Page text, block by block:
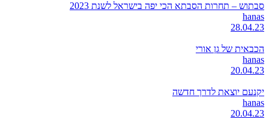
סבתוש – תחרות הסבתא הכי יפה בישראל לשנת 2023
hanas
28.04.23
הכבאית של גן אורי
hanas
20.04.23
יקנעם יוצאת לדרך חדשה
hanas
20.04.23